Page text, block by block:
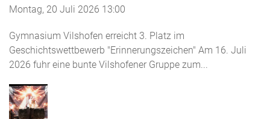
Montag, 20 Juli 2026 13:00
Gymnasium Vilshofen erreicht 3. Platz im
Geschichtswettbewerb "Erinnerungszeichen" Am 16. Juli
2026 fuhr eine bunte Vilshofener Gruppe zum...